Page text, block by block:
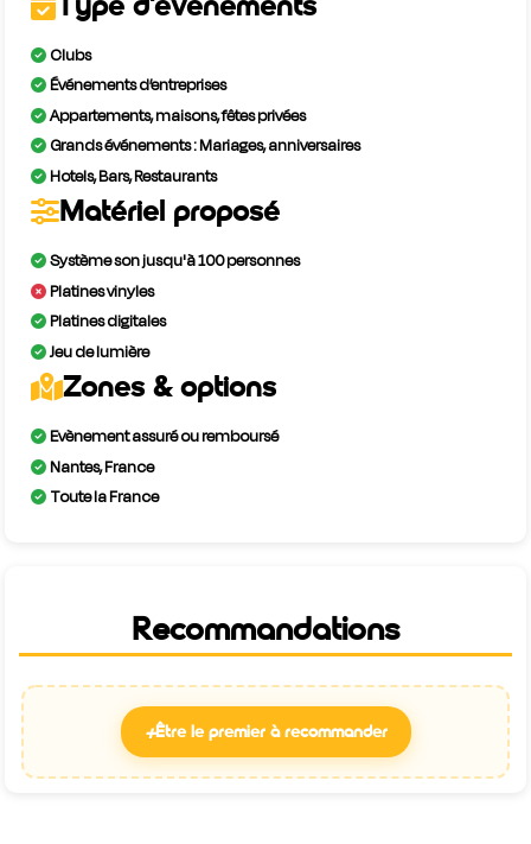
Clubs
Événements d’entreprises
Appartements, maisons, fêtes privées
Grands événements : Mariages, anniversaires
Hotels, Bars, Restaurants
Matériel proposé
Système son jusqu'à 100 personnes
Platines vinyles
Platines digitales
Jeu de lumière
Zones & options
Evènement assuré ou remboursé
Nantes, France
Toute la France
Recommandations
+Être le premier à recommander